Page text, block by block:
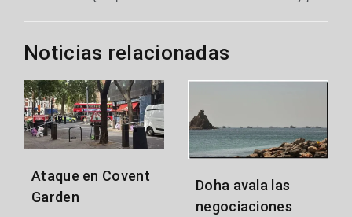
entradas
Noticias relacionadas
Ataque en Covent
Garden
Doha avala las
negociaciones